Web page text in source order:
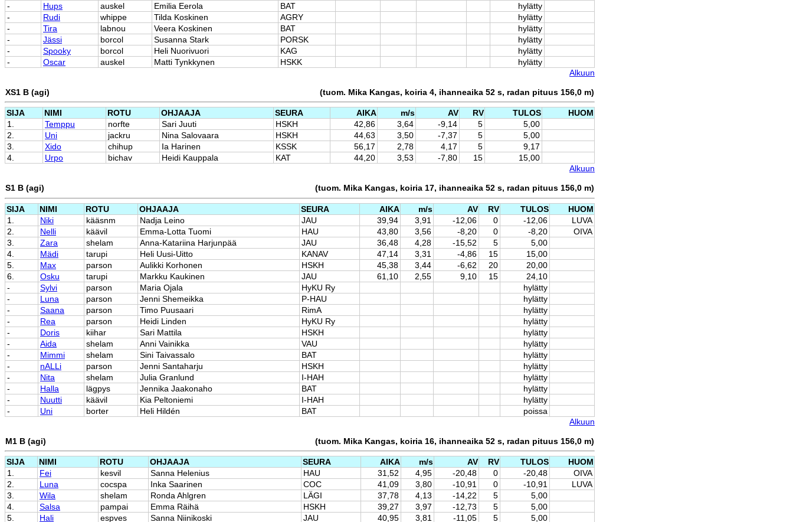
-
Hups auskel Emilia Eerola BAT
hylätty
-
Rudi whippe Tilda Koskinen AGRY
hylätty
-
Tira labnou Veera Koskinen BAT
hylätty
-
Jässi borcol Susanna Stark PORSK
hylätty
-
Spooky borcol Heli Nuorivuori KAG
hylätty
-
Oscar auskel Matti Tynkkynen HSKK
hylätty
Alkuun
XS1 B (agi) (tuom. Mika Kangas, koiria 4, ihanneaika 52 s, radan pituus 156,0 m)
SIJA NIMI ROTU OHJAAJA SEURA AIKA m/s AV RV TULOS
HUOM
1.
Temppu norfte Sari Juuti HSKH 42,86 3,64 -9,14 5
5,00
2.
Uni jackru Nina Salovaara HSKH 44,63 3,50 -7,37 5
5,00
3.
Xido chihup Ia Harinen KSSK 56,17 2,78 4,17 5
9,17
4.
Urpo bichav Heidi Kauppala KAT 44,20 3,53 -7,80 15
15,00
Alkuun
S1 B (agi) (tuom. Mika Kangas, koiria 17, ihanneaika 52 s, radan pituus 156,0 m)
SIJA NIMI ROTU OHJAAJA SEURA AIKA m/s AV RV TULOS
HUOM
1.
Niki kääsnm Nadja Leino JAU 39,94 3,91 -12,06 0 -12,06
LUVA
2.
Nelli käävil Emma-Lotta Tuomi HAU 43,80 3,56 -8,20 0 -8,20
OIVA
3.
Zara shelam Anna-Katariina Harjunpää JAU 36,48 4,28 -15,52 5
5,00
4.
Mädi tarupi Heli Uusi-Uitto KANAV 47,14 3,31 -4,86 15
15,00
5.
Max parson Aulikki Korhonen HSKH 45,38 3,44 -6,62 20
20,00
6.
Osku tarupi Markku Kaukinen JAU 61,10 2,55 9,10 15
24,10
-
Sylvi parson Maria Ojala HyKU Ry
hylätty
-
Luna parson Jenni Shemeikka P-HAU
hylätty
-
Saana parson Timo Puusaari RimA
hylätty
-
Rea parson Heidi Linden HyKU Ry
hylätty
-
Doris kiihar Sari Mattila HSKH
hylätty
-
Aida shelam Anni Vainikka VAU
hylätty
-
Mimmi shelam Sini Taivassalo BAT
hylätty
-
nALLi parson Jenni Santaharju HSKH
hylätty
-
Nita shelam Julia Granlund I-HAH
hylätty
-
Halla lägpys Jennika Jaakonaho BAT
hylätty
-
Nuutti käävil Kia Peltoniemi I-HAH
hylätty
-
Uni borter Heli Hildén BAT
poissa
Alkuun
M1 B (agi) (tuom. Mika Kangas, koiria 16, ihanneaika 52 s, radan pituus 156,0 m)
SIJA NIMI ROTU OHJAAJA SEURA AIKA m/s AV RV TULOS
HUOM
1.
Fei kesvil Sanna Helenius HAU 31,52 4,95 -20,48 0 -20,48
OIVA
2.
Luna cocspa Inka Saarinen COC 41,09 3,80 -10,91 0 -10,91
LUVA
3.
Wila shelam Ronda Ahlgren LÄGI 37,78 4,13 -14,22 5
5,00
4.
Salsa pampai Emma Räihä HSKH 39,27 3,97 -12,73 5
5,00
5.
Hali espves Sanna Niinikoski JAU 40,95 3,81 -11,05 5 5,00